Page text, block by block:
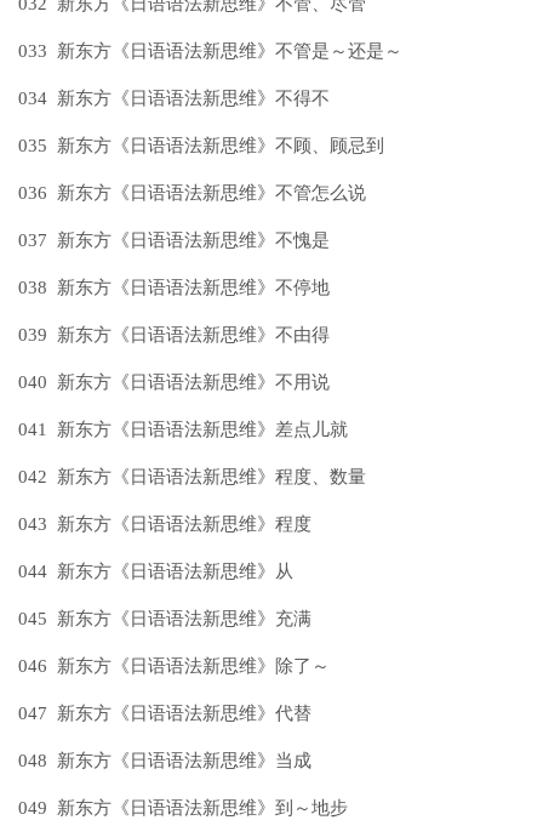
033 新东方《日语语法新思维》不管是～还是～
034 新东方《日语语法新思维》不得不
035 新东方《日语语法新思维》不顾、顾忌到
036 新东方《日语语法新思维》不管怎么说
037 新东方《日语语法新思维》不愧是
038 新东方《日语语法新思维》不停地
039 新东方《日语语法新思维》不由得
040 新东方《日语语法新思维》不用说
041 新东方《日语语法新思维》差点儿就
042 新东方《日语语法新思维》程度、数量
043 新东方《日语语法新思维》程度
044 新东方《日语语法新思维》从
045 新东方《日语语法新思维》充满
046 新东方《日语语法新思维》除了～
047 新东方《日语语法新思维》代替
048 新东方《日语语法新思维》当成
049 新东方《日语语法新思维》到～地步